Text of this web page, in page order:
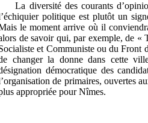
La diversité des courants
politique est plutôt un
le moment arrive où il
de savoir qui, par exemple, de «
et Communiste ou du Front
changer la donne dans cette
démocratique des
de primaires, ouvertes
appropriée pour Nîmes.